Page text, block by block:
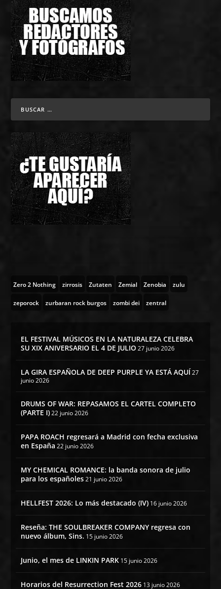
Zero 2 Nothing zirrosis Zutaten Zemial Zenobia zulu
zeporock zurbaran rock burgos zombi dei zentral
EL FESTIVAL MÚSICOS EN LA NATURALEZA CELEBRA
SU XIX ANIVERSARIO EL 4 DE JULIO 27 junio 2026
LA GIRA ESPAÑOLA DE DEEP PURPLE YA ESTÁ AQUÍ27
junio 2026
DRUMS OF WAR: REPASAMOS EL CARTEL COMPLETO
(PARTE I) 22 junio 2026
PAPA ROACH regresará a Madrid con fecha exclusiva
en España 22 junio 2026
MY CHEMICAL ROMANCE: la banda sonora de julio
para los españoles 21 junio 2026
HELLFEST 2026: Lo más destacado (IV) 16 junio 2026
Reseña: THE SOULBREAKER COMPANY regresa con
nuevo álbum, Sins. 15 junio 2026
Junio, el mes de LINKIN PARK 15 junio 2026
Horarios del Resurrection Fest 2026 13 junio 2026